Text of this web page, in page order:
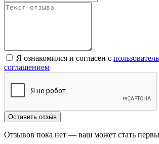
Я ознакомился и согласен с
соглашением
Оставить отзыв
Отзывов пока нет — ваш может стать